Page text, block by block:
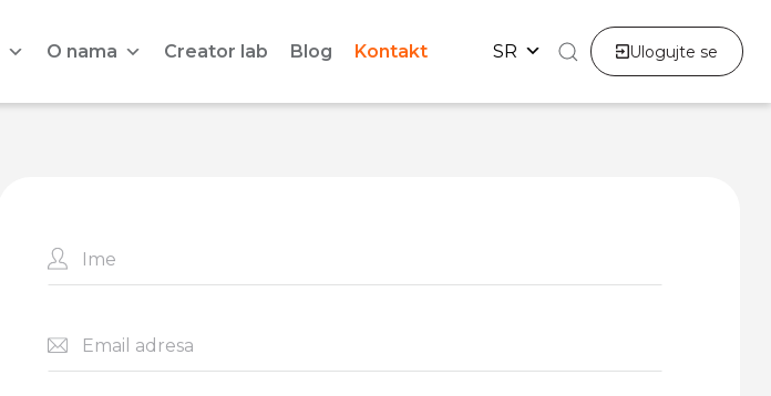
O nama Creator lab Blog Kontakt SR Ulogujte se